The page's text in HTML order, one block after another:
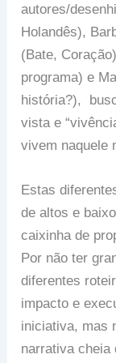
autores/
Holandês),
(Bate,
programa) e
história?),
vista e
vivem naquele
Estas
de altos e
caixinha de
Por não ter
diferentes
impacto e
iniciativa, mas
narrativa cheia